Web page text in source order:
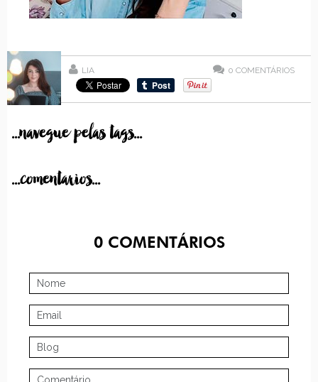
LIA 0 COMENTÁRIOS
...navegue pelas tags...
...comentarios...
0COMENTÁRIOS